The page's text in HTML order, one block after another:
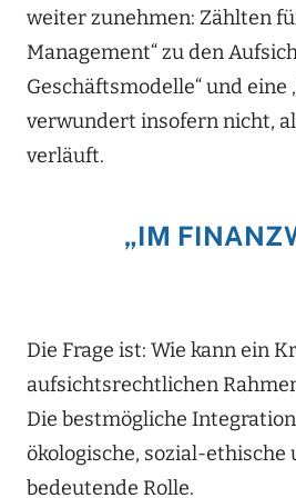
weiter zunehmen: Zählten
Management“ zu den
Geschäftsmodelle“ und
verwundert insofern nicht,
verläuft.
„IM
Die Frage ist: Wie kann ein
aufsichtsrechtlichen
Die bestmögliche
ökologische, sozial-ethische
bedeutende Rolle.